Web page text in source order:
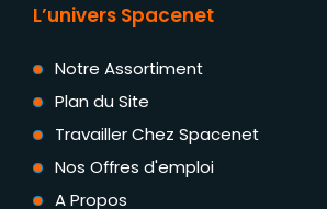
L’univers Spacenet
Notre Assortiment
Plan du Site
Travailler Chez Spacenet
Nos Offres d'emploi
A Propos